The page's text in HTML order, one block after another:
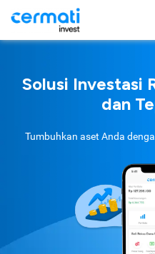
Solusi Investasi
dan
Tumbuhkan aset Anda